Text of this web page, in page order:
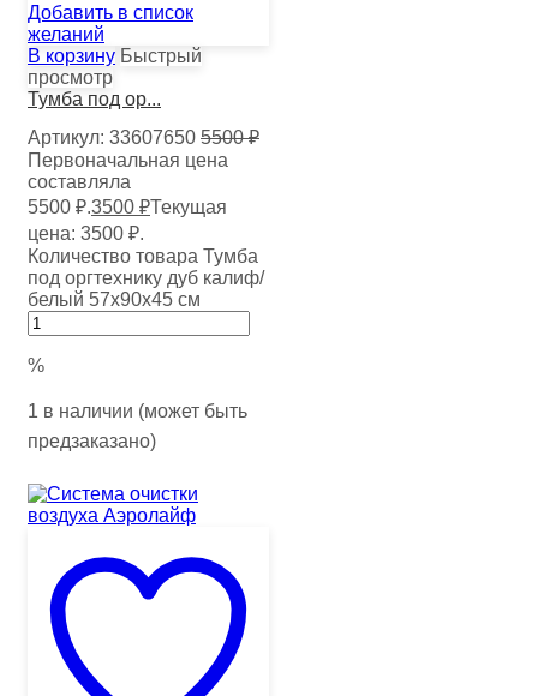
Добавить в список
желаний
В корзину Быстрый
просмотр
Тумба под ор...
Артикул: 33607650 5500₽
Первоначальная цена
составляла
5500 ₽.3500 ₽Текущая
цена: 3500 ₽.
Количество товара Тумба
под оргтехнику дуб калиф/
белый 57х90х45 см
%
1 в наличии (может быть
предзаказано)